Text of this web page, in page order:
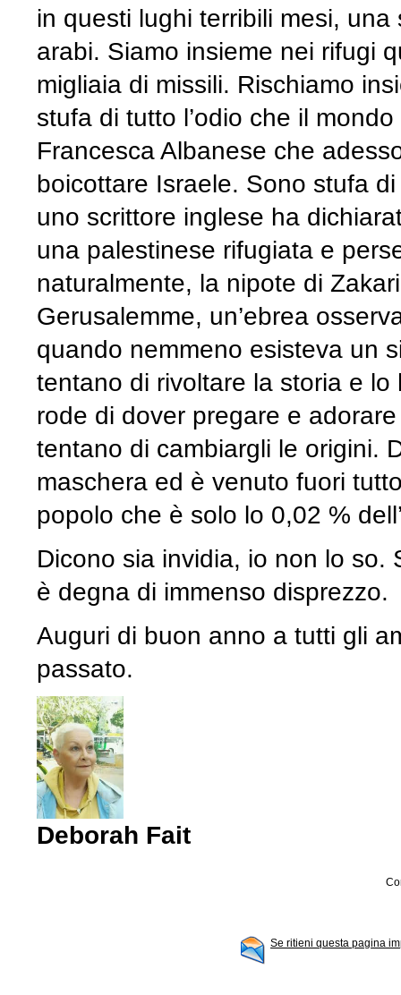
in questi lughi terribili mesi,
arabi. Siamo insieme nei rifugi
migliaia di missili. Rischiamo
stufa di tutto l’odio che il
Francesca Albanese che
boicottare Israele. Sono stufa
uno scrittore inglese ha
una palestinese rifugiata e
naturalmente, la nipote di
Gerusalemme, un’ebrea
quando nemmeno esisteva un
tentano di rivoltare la storia e lo
rode di dover pregare e
tentano di cambiargli le origini.
maschera ed è venuto fuori
popolo che è solo lo 0,02 %
Dicono sia invidia, io non lo so.
è degna di immenso disprezzo.
Auguri di buon anno a tutti gli
passato.
Deborah Fait
Se ritieni questa pagina